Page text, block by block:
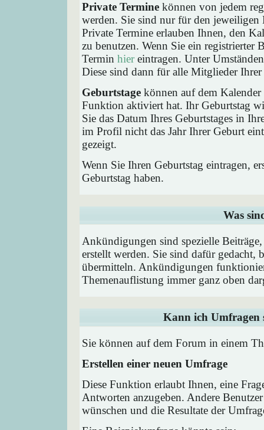
Private Termine können von jedem
werden. Sie sind nur für den jeweiligen
Private Termine erlauben Ihnen, den
zu benutzen. Wenn Sie ein registrierter
Termin hiereintragen. Unter
Diese sind dann für alle Mitglieder
Geburtstage können auf dem
Funktion aktiviert hat. Ihr Geburtstag
Sie das Datum Ihres Geburtstages in
im Profil nicht das Jahr Ihrer Geburt
gezeigt.
Wenn Sie Ihren Geburtstag eintragen,
Geburtstag haben.
Was
Ankündigungen sind spezielle
erstellt werden. Sie sind dafür gedacht,
übermitteln. Ankündigungen
Themenauflistung immer ganz oben
Kann ich Umfragen
Sie können auf dem Forum in einem
Erstellen einer neuen Umfrage
Diese Funktion erlaubt Ihnen, eine
Antworten anzugeben. Andere
wünschen und die Resultate der